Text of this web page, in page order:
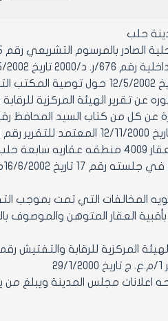
حلب
رقم 15 لعام 1971 ولائحته التنفيذية وتعديلاتهما
14/5/2002 المتضمن:
حلب
17 تاريخ 16/6/2002م
للرقابة والتفتيش رقم 10/4461/4/ب